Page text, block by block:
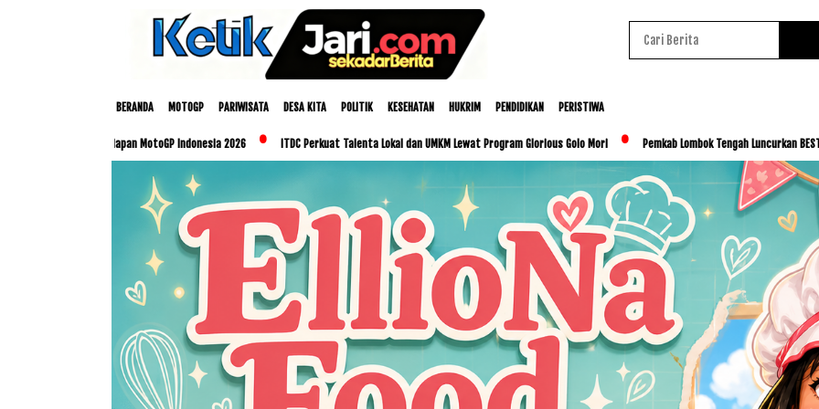
BERANDA MOTOGP PARIWISATA DESA KITA POLITIK KESEHATAN HUKRIM PENDIDIKAN PERISTIWA
MotoGP Indonesia 2026 ITDC Perkuat Talenta Lokal dan UMKM Lewat Program Glorious Golo Mori Pemkab Lombok Tengah Luncurkan BESTI, Libatkan